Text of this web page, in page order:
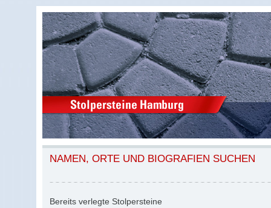
NAMEN, ORTE UND BIOGRAFIEN SUCHEN
Bereits verlegte Stolpersteine